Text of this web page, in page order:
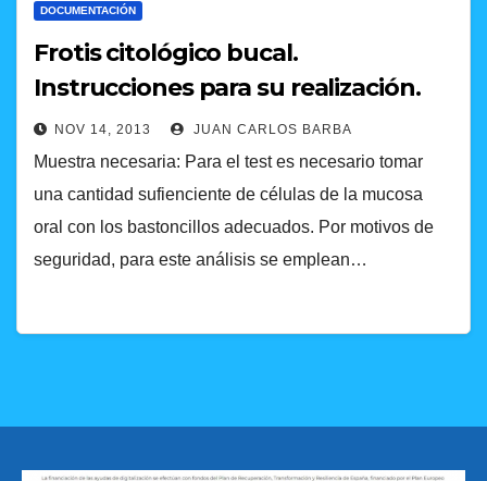
DOCUMENTACIÓN
Frotis citológico bucal.
Instrucciones para su realización.
NOV 14, 2013 JUAN CARLOS BARBA
Muestra necesaria: Para el test es necesario tomar
una cantidad sufienciente de células de la mucosa
oral con los bastoncillos adecuados. Por motivos de
seguridad, para este análisis se emplean…